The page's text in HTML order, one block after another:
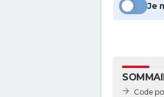
Je
Code